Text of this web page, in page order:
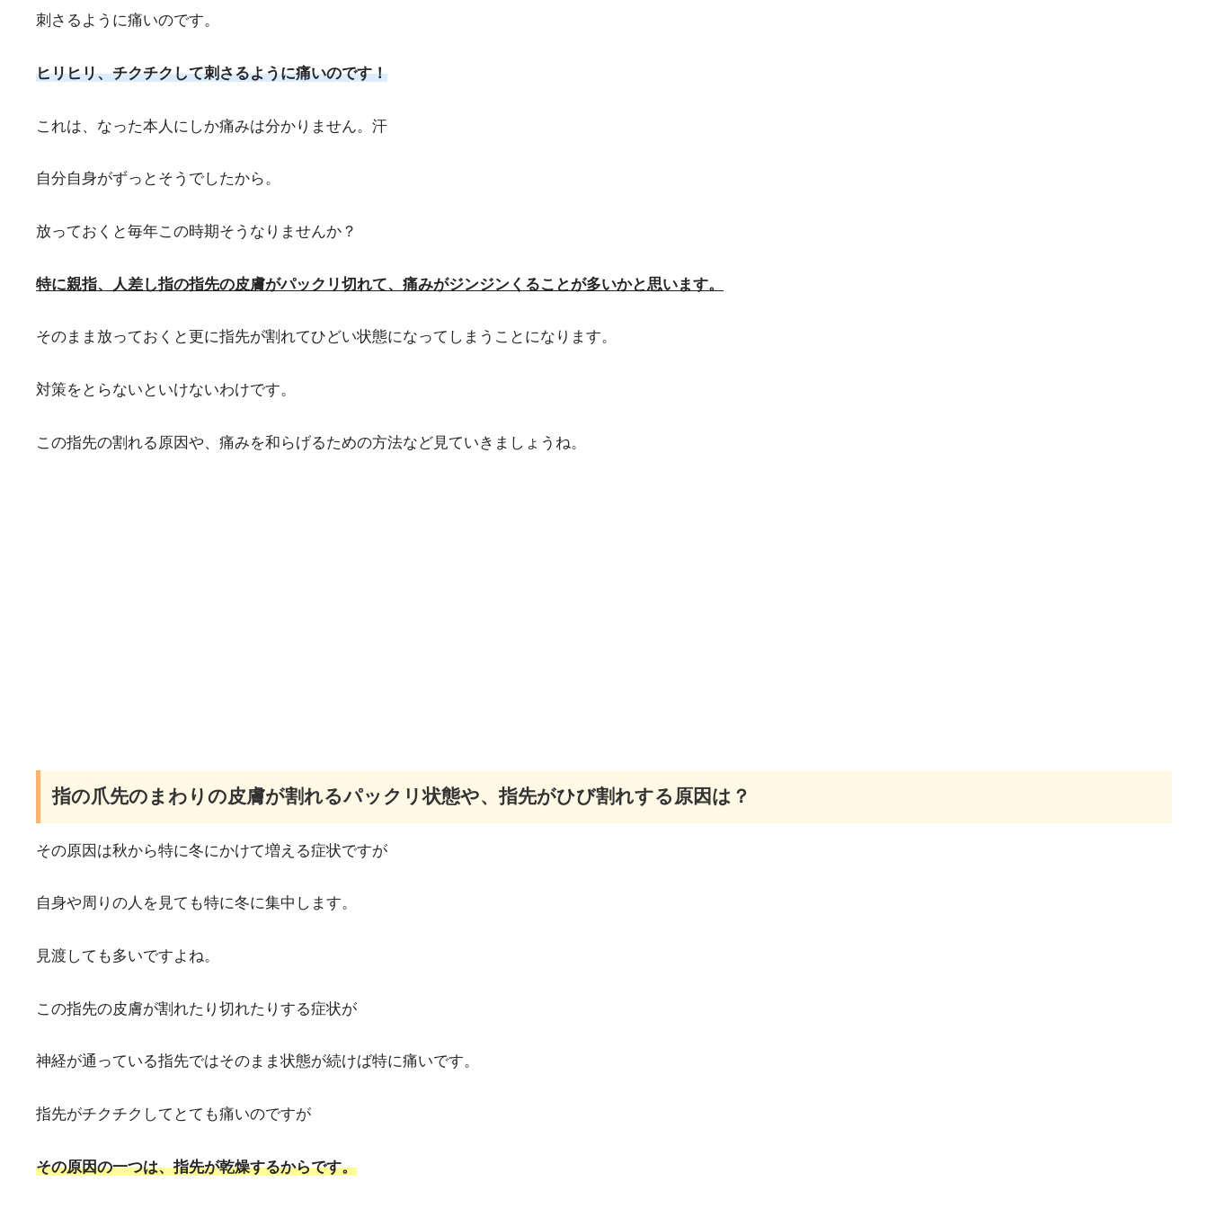
刺さるように痛いのです。
ヒリヒリ、チクチクして刺さるように痛いのです！
これは、なった本人にしか痛みは分かりません。汗
自分自身がずっとそうでしたから。
放っておくと毎年この時期そうなりませんか？
特に親指、人差し指の指先の皮膚がパックリ切れて、痛みがジンジンくることが多いかと思います。
そのまま放っておくと更に指先が割れてひどい状態になってしまうことになります。
対策をとらないといけないわけです。
この指先の割れる原因や、痛みを和らげるための方法など見ていきましょうね。
指の爪先のまわりの皮膚が割れるパックリ状態や、指先がひび割れする原因は？
その原因は秋から特に冬にかけて増える症状ですが
自身や周りの人を見ても特に冬に集中します。
見渡しても多いですよね。
この指先の皮膚が割れたり切れたりする症状が
神経が通っている指先ではそのまま状態が続けば特に痛いです。
指先がチクチクしてとても痛いのですが
その原因の一つは、指先が乾燥するからです。